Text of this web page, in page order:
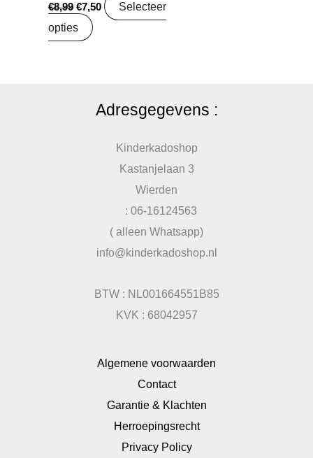
€8,99 €7,50
Selecteer
opties
Adresgegevens :
Kinderkadoshop
Kastanjelaan 3
Wierden
: 06-16124563
( alleen Whatsapp)
info@kinderkadoshop.nl
BTW : NL001664551B85
KVK : 68042957
Algemene voorwaarden
Contact
Garantie & Klachten
Herroepingsrecht
Privacy Policy